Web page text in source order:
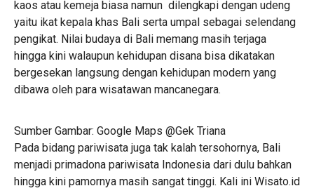
kaos atau kemeja biasa namun dilengkapi dengan udeng
yaitu ikat kepala khas Bali serta umpal sebagai selendang
pengikat. Nilai budaya di Bali memang masih terjaga
hingga kini walaupun kehidupan disana bisa dikatakan
bergesekan langsung dengan kehidupan modern yang
dibawa oleh para wisatawan mancanegara.
Sumber Gambar: Google Maps @Gek Triana
Pada bidang pariwisata juga tak kalah tersohornya, Bali
menjadi primadona pariwisata Indonesia dari dulu bahkan
hingga kini pamornya masih sangat tinggi. Kali ini Wisato.id